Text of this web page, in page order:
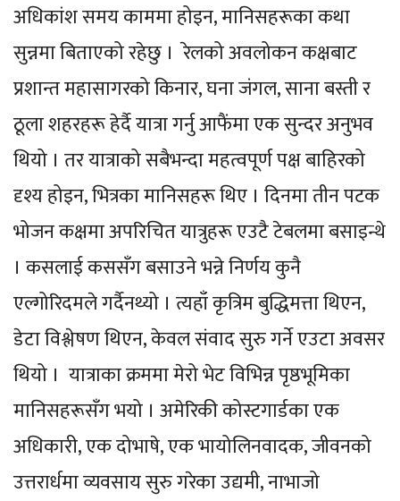
अधिकांश समय काममा होइन, मानिसहरूका कथा
सुन्नमा बिताएको रहेछु । रेलको अवलोकन कक्षबाट
प्रशान्त महासागरको किनार, घना जंगल, साना बस्ती र
ठूला शहरहरू हेर्दै यात्रा गर्नु आफैंमा एक सुन्दर अनुभव
थियो । तर यात्राको सबैभन्दा महत्वपूर्ण पक्ष बाहिरको
दृश्य होइन, भित्रका मानिसहरू थिए । दिनमा तीन पटक
भोजन कक्षमा अपरिचित यात्रुहरू एउटै टेबलमा बसाइन्थे
। कसलाई कससँग बसाउने भन्ने निर्णय कुनै
एल्गोरिदमले गर्दैनथ्यो । त्यहाँ कृत्रिम बुद्धिमत्ता थिएन,
डेटा विश्लेषण थिएन, केवल संवाद सुरु गर्ने एउटा अवसर
थियो । यात्राका क्रममा मेरो भेट विभिन्न पृष्ठभूमिका
मानिसहरूसँग भयो । अमेरिकी कोस्टगार्डका एक
अधिकारी, एक दोभाषे, एक भायोलिनवादक, जीवनको
उत्तरार्धमा व्यवसाय सुरु गरेका उद्यमी, नाभाजो